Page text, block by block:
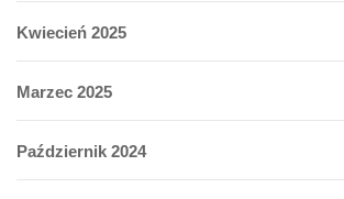
Kwiecień 2025
Marzec 2025
Październik 2024